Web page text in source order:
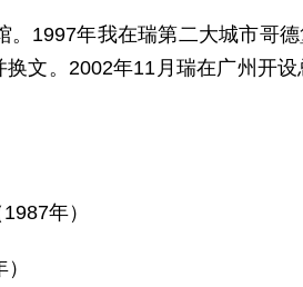
。1997年我在瑞第二大城市哥
文。2002年11月瑞在广州开
年）